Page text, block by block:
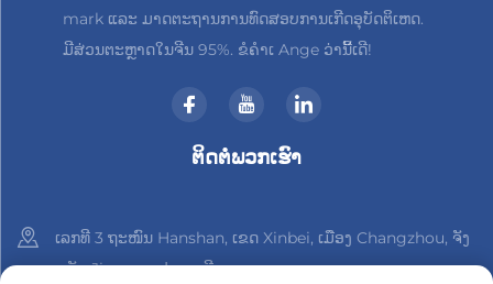
mark ແລະ ມາດຕະຖານການທົດສອບການເກີດອຸບັດຕິເຫດ.
ມີສ່ວນຕະຫຼາດໃນຈີນ 95%. ຂໍຄຳເ Ange ວ່ານີ້ເດີ!
ຕິດຕໍ່ພວກເຮົາ
ເລກທີ 3 ຖະໜົນ Hanshan, ເຂດ Xinbei, ເມືອງ Changzhou, ຈັງ
ຫວັດ Jiangsu, ປະເທດຈີນ